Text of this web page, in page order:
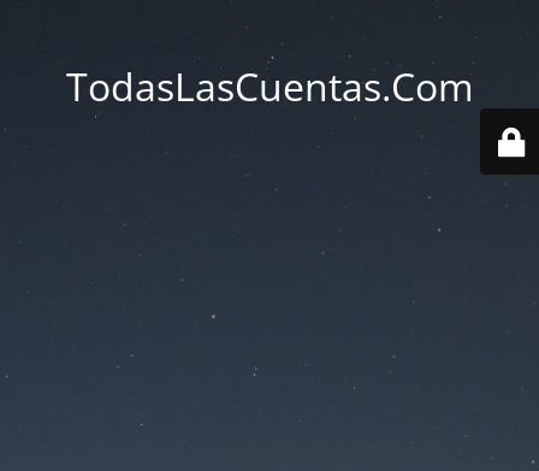
TodasLasCuentas.Com